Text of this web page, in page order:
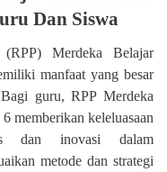
Dan Siswa
(RPP) Merdeka Belajar
manfaat yang besar
guru, RPP Merdeka
memberikan keleluasaan
dan inovasi dalam
metode dan strategi